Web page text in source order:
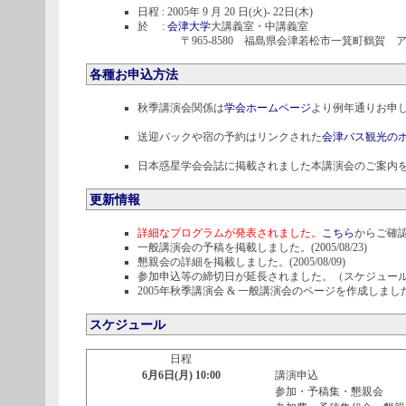
日程 : 2005年 9 月 20 日(火)- 22日(木)
於 : 会津大学大講義室・中講義室
〒965-8580 福島県会津若松市一箕町鶴賀 ア
各種お申込方法
秋季講演会関係は学会ホームページより例年通りお申
送迎パックや宿の予約はリンクされた会津バス観光の
日本惑星学会会誌に掲載されました本講演会のご案内を
更新情報
詳細なプログラムが発表されました。 こちらからご確
一般講演会の予稿を掲載しました。(2005/08/23)
懇親会の詳細を掲載しました。(2005/08/09)
参加申込等の締切日が延長されました。（スケジュール
2005年秋季講演会 & 一般講演会のページを作成しまし
スケジュール
日程
6月6日(月) 10:00
講演申込
参加・予稿集・懇親会